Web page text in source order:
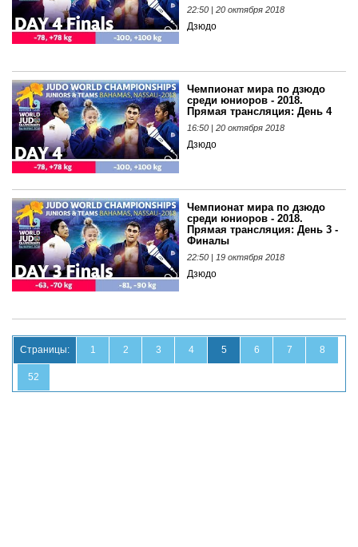
22:50 | 20 октября 2018
Дзюдо
Чемпионат мира по дзюдо
среди юниоров - 2018.
Прямая трансляция: День 4
16:50 | 20 октября 2018
Дзюдо
Чемпионат мира по дзюдо
среди юниоров - 2018.
Прямая трансляция: День 3 -
Финалы
22:50 | 19 октября 2018
Дзюдо
Страницы: 1 2 3 4 5 6 7 8
52